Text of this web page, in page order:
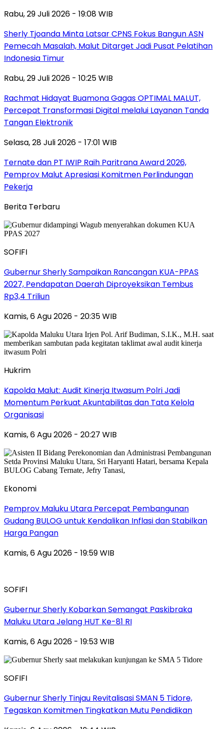
Rabu, 29 Juli 2026 - 19:08 WIB
Sherly Tjoanda Minta Latsar CPNS Fokus Bangun ASN
Pemecah Masalah, Malut Ditarget Jadi Pusat Pelatihan
Indonesia Timur
Rabu, 29 Juli 2026 - 10:25 WIB
Rachmat Hidayat Buamona Gagas OPTIMAL MALUT,
Percepat Transformasi Digital melalui Layanan Tanda
Tangan Elektronik
Selasa, 28 Juli 2026 - 17:01 WIB
Ternate dan PT IWIP Raih Paritrana Award 2026,
Pemprov Malut Apresiasi Komitmen Perlindungan
Pekerja
Berita Terbaru
SOFIFI
Gubernur Sherly Sampaikan Rancangan KUA-PPAS
2027, Pendapatan Daerah Diproyeksikan Tembus
Rp3,4 Triliun
Kamis, 6 Agu 2026 - 20:35 WIB
Hukrim
Kapolda Malut: Audit Kinerja Itwasum Polri Jadi
Momentum Perkuat Akuntabilitas dan Tata Kelola
Organisasi
Kamis, 6 Agu 2026 - 20:27 WIB
Ekonomi
Pemprov Maluku Utara Percepat Pembangunan
Gudang BULOG untuk Kendalikan Inflasi dan Stabilkan
Harga Pangan
Kamis, 6 Agu 2026 - 19:59 WIB
SOFIFI
Gubernur Sherly Kobarkan Semangat Paskibraka
Maluku Utara Jelang HUT Ke-81 RI
Kamis, 6 Agu 2026 - 19:53 WIB
SOFIFI
Gubernur Sherly Tinjau Revitalisasi SMAN 5 Tidore,
Tegaskan Komitmen Tingkatkan Mutu Pendidikan